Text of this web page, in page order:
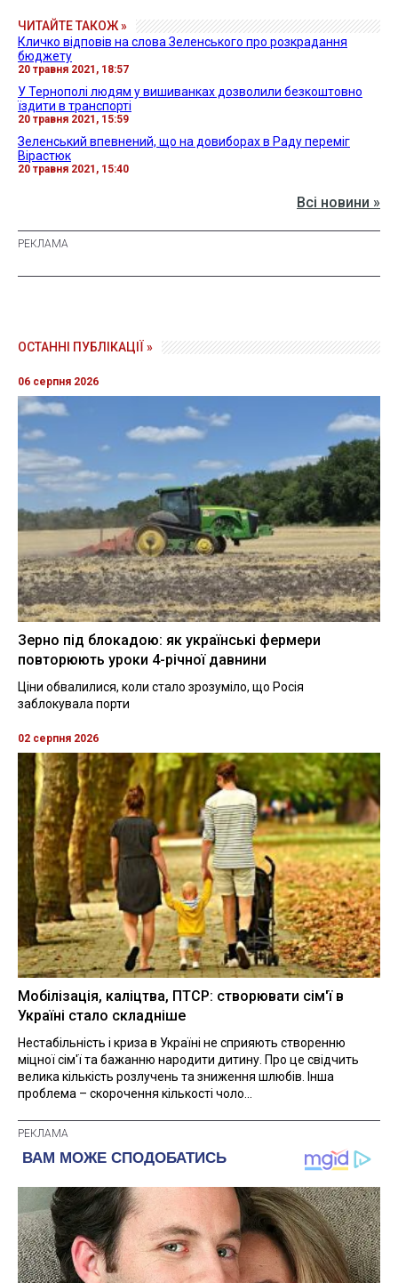
ЧИТАЙТЕ ТАКОЖ »
Кличко відповів на слова Зеленського про розкрадання
бюджету
20 травня 2021, 18:57
У Тернополі людям у вишиванках дозволили безкоштовно
їздити в транспорті
20 травня 2021, 15:59
Зеленський впевнений, що на довиборах в Раду переміг
Вірастюк
20 травня 2021, 15:40
Всі новини »
ОСТАННІ ПУБЛІКАЦІЇ »
06 серпня 2026
Зерно під блокадою: як українські фермери
повторюють уроки 4-річної давнини
Ціни обвалилися, коли стало зрозуміло, що Росія
заблокувала порти
02 серпня 2026
Мобілізація, каліцтва, ПТСР: створювати сім'ї в
Україні стало складніше
Нестабільність і криза в Україні не сприяють створенню
міцної сім'ї та бажанню народити дитину. Про це свідчить
велика кількість розлучень та зниження шлюбів. Інша
проблема – скорочення кількості чоло...